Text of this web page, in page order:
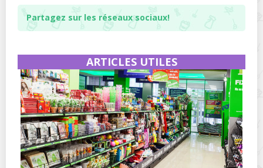
Partagez sur les réseaux sociaux!
ARTICLES UTILES